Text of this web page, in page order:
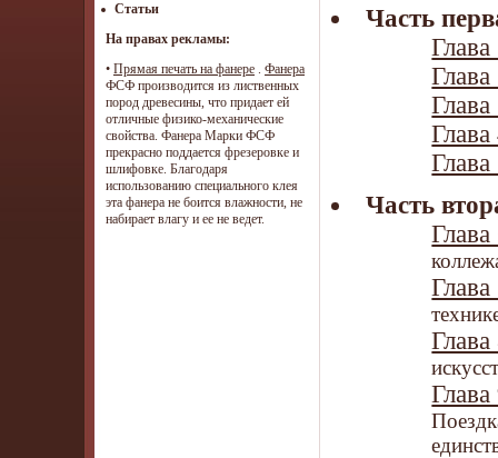
Статьи
На правах рекламы:
• Прямая печать на фанере . Фанера
ФСФ производится из лиственных
пород древесины, что придает ей
отличные физико-механические
свойства. Фанера Марки ФСФ
прекрасно поддается фрезеровке и
шлифовке. Благодаря
использованию специального клея
эта фанера не боится влажности, не
набирает влагу и ее не ведет.
Часть
Глава
Глава
Глава
Глава
Глава
Часть
Глава
Глава
Глава
Глава